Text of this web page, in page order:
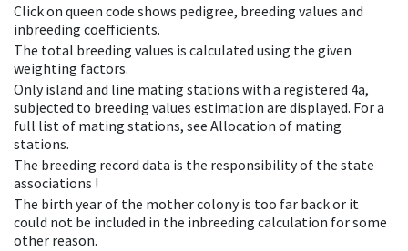
Click on queen code shows pedigree, breeding values and
inbreeding coefficients.
The total breeding values is calculated using the given
weighting factors.
Only island and line mating stations with a registered 4a,
subjected to breeding values estimation are displayed. For a
full list of mating stations, see Allocation of mating
stations.
The breeding record data is the responsibility of the state
associations !
The birth year of the mother colony is too far back or it
could not be included in the inbreeding calculation for some
other reason.